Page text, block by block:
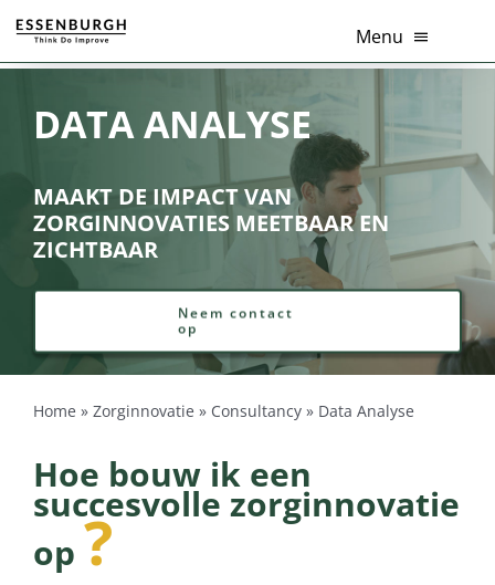
Ga
naar
inhoud
Menu
Diensten
Branches
Tools
Over Ons
Actueel
DATA ANALYSE
MAAKT DE IMPACT VAN
ZORGINNOVATIES MEETBAAR EN
ZICHTBAAR
Neem contact
op
Home » Zorginnovatie » Consultancy» Data Analyse
Hoe bouw ik een
succesvolle zorginnovatie
op ?